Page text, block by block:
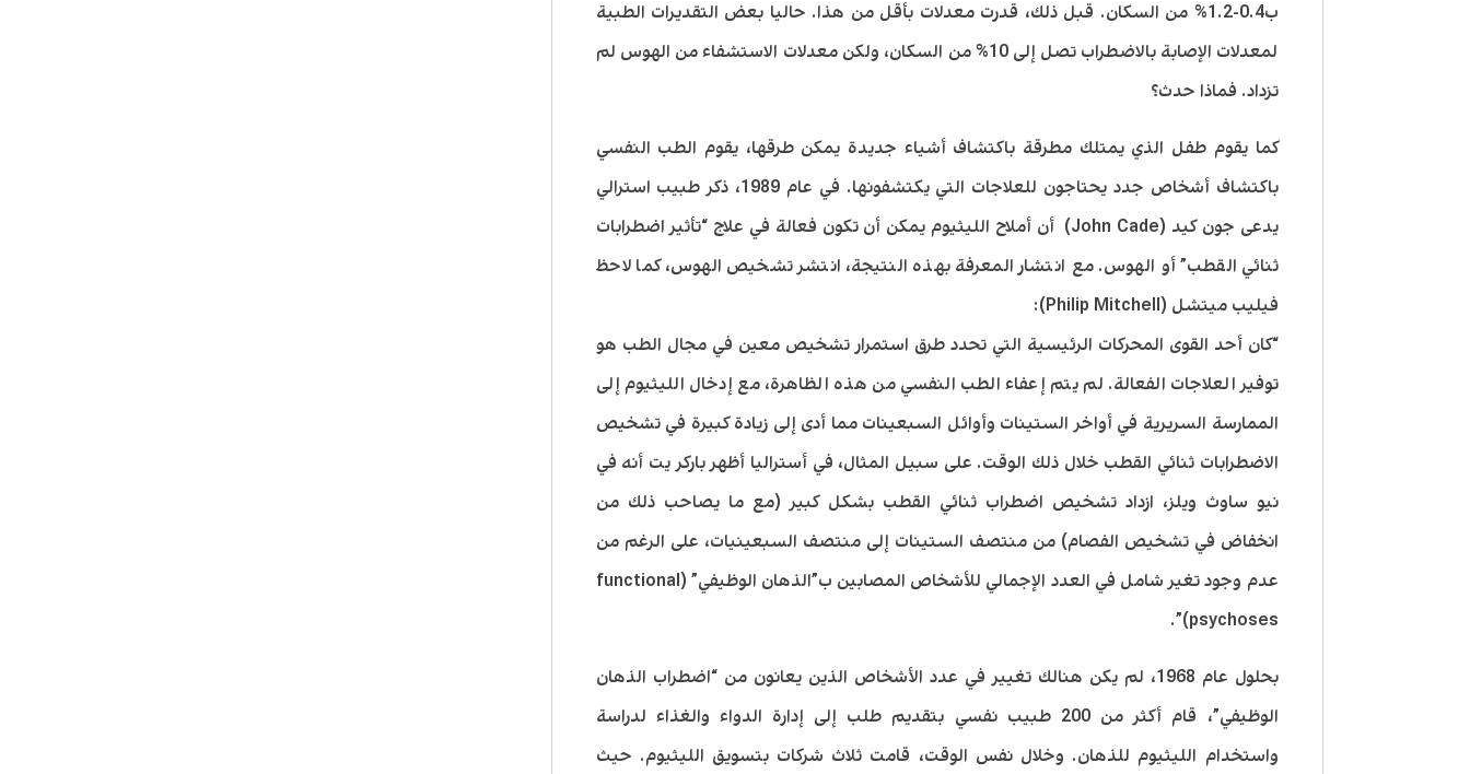
ب0.4-1.2% من السكان. قبل ذلك، قدرت معدلات بأقل من هذا. حاليا بعض التقديرات الطبية
لمعدلات الإصابة بالاضطراب تصل إلى 10% من السكان، ولكن معدلات الاستشفاء من الهوس لم
تزداد. فماذا حدث؟
كما يقوم طفل الذي يمتلك مطرقة باكتشاف أشياء جديدة يمكن طرقها، يقوم الطب النفسي
باكتشاف أشخاص جدد يحتاجون للعلاجات التي يكتشفونها. في عام 1989، ذكر طبيب استرالي
يدعى جون كيد (John Cade) أن أملاح الليثيوم يمكن أن تكون فعالة في علاج “تأثير اضطرابات
ثنائي القطب” أو الهوس. مع انتشار المعرفة بهذه النتيجة، انتشر تشخيص الهوس، كما لاحظ
فيليب ميتشل (Philip Mitchell):
“كان أحد القوى المحركات الرئيسية التي تحدد طرق استمرار تشخيص معين في مجال الطب هو
توفير العلاجات الفعالة. لم يتم إعفاء الطب النفسي من هذه الظاهرة، مع إدخال الليثيوم إلى
الممارسة السريرية في أواخر الستينات وأوائل السبعينات مما أدى إلى زيادة كبيرة في تشخيص
الاضطرابات ثنائي القطب خلال ذلك الوقت. على سبيل المثال، في أستراليا أظهر باركر يت أنه في
نيو ساوث ويلز، ازداد تشخيص اضطراب ثنائي القطب بشكل كبير (مع ما يصاحب ذلك من
انخفاض في تشخيص الفصام) من منتصف الستينات إلى منتصف السبعينيات، على الرغم من
عدم وجود تغير شامل في العدد الإجمالي للأشخاص المصابين ب”الذهان الوظيفي” (functional
psychoses)”.
بحلول عام 1968، لم يكن هنالك تغيير في عدد الأشخاص الذين يعانون من “اضطراب الذهان
الوظيفي”، قام أكثر من 200 طبيب نفسي بتقديم طلب إلى إدارة الدواء والغذاء لدراسة
واستخدام الليثيوم للذهان. وخلال نفس الوقت، قامت ثلاث شركات بتسويق الليثيوم. حيث